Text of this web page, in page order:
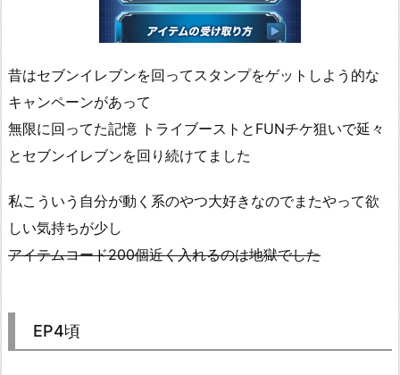
昔はセブンイレブンを回ってスタンプをゲットしよう的な
キャンペーンがあって
無限に回ってた記憶 トライブーストとFUNチケ狙いで延々
とセブンイレブンを回り続けてました
私こういう自分が動く系のやつ大好きなのでまたやって欲
しい気持ちが少し
アイテムコード200個近く入れるのは地獄でした
EP4頃